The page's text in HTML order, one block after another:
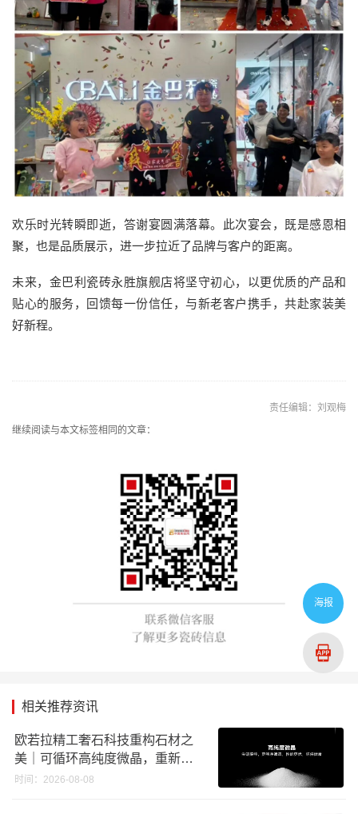
欢乐时光转瞬即逝，答谢宴圆满落幕。此次宴会，既是感恩相
聚，也是品质展示，进一步拉近了品牌与客户的距离。
未来，金巴利瓷砖永胜旗舰店将坚守初心，以更优质的产品和
贴心的服务，回馈每一份信任，与新老客户携手，共赴家装美
好新程。
责任编辑：刘观梅
继续阅读与本文标签相同的文章：
相关推荐资讯
欧若拉精工奢石科技重构石材之
美｜可循环高纯度微晶，重新定
义高端奢石原料
时间：2026-08-08
海报